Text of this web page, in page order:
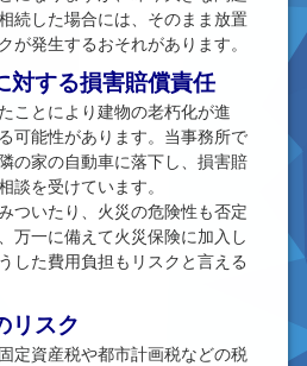
募集中
続した場合には、そのまま放置
が発生するおそれがあります。
する損害賠償責任
ことにより建物の老朽化が進
可能性があります。当事務所で
の家の自動車に落下し、損害賠
談を受けています。
ついたり、火災の危険性も否定
万一に備えて火災保険に加入し
した費用負担もリスクと言える
リスク
定資産税や都市計画税などの税